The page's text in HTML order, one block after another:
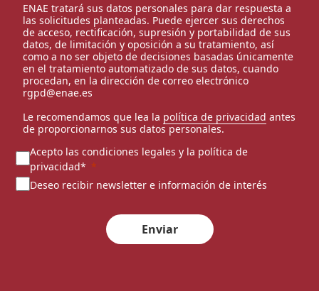
ENAE tratará sus datos personales para dar respuesta a
las solicitudes planteadas. Puede ejercer sus derechos
de acceso, rectificación, supresión y portabilidad de sus
datos, de limitación y oposición a su tratamiento, así
como a no ser objeto de decisiones basadas únicamente
en el tratamiento automatizado de sus datos, cuando
procedan, en la dirección de correo electrónico
rgpd@enae.es
Le recomendamos que lea la política de privacidad antes
de proporcionarnos sus datos personales.
Acepto las condiciones legales y la política de
privacidad*
Deseo recibir newsletter e información de interés
Enviar